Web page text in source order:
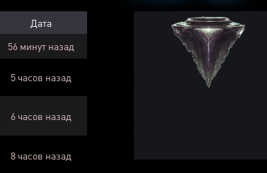
Дата
56 минут назад
5 часов назад
6 часов назад
8 часов назад